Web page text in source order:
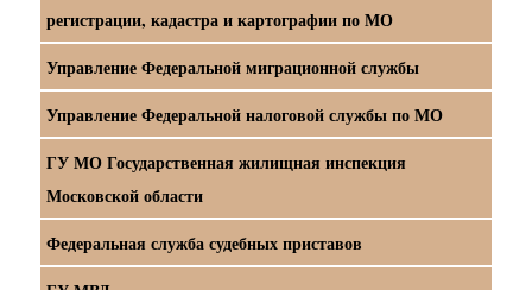
регистрации, кадастра и картографии по МО
Управление Федеральной миграционной службы
Управление Федеральной налоговой службы по МО
ГУ МО Государственная жилищная инспекция
Московской области
Федеральная служба судебных приставов